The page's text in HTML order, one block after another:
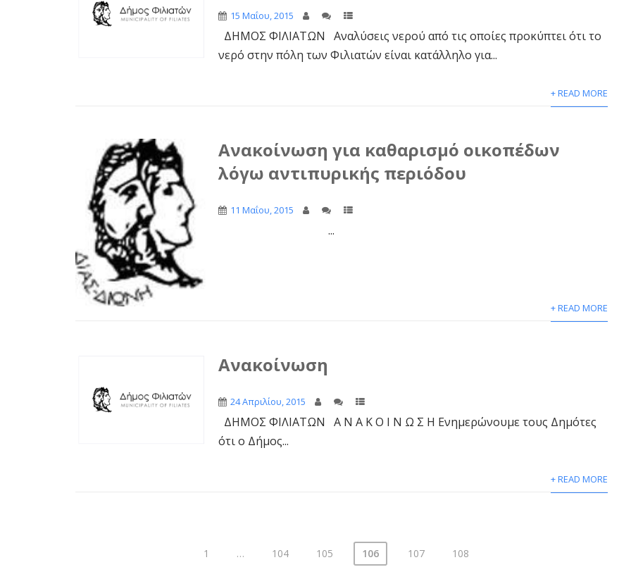
15 Μαΐου, 2015
ΔΗΜΟΣ ΦΙΛΙΑΤΩΝ Αναλύσεις νερού από τις οποίες προκύπτει ότι το
νερό στην πόλη των Φιλιατών είναι κατάλληλο για...
+ READ MORE
Ανακοίνωση για καθαρισμό οικοπέδων
λόγω αντιπυρικής περιόδου
11 Μαΐου, 2015
...
+ READ MORE
Ανακοίνωση
24 Απριλίου, 2015
ΔΗΜΟΣ ΦΙΛΙΑΤΩΝ Α Ν Α Κ Ο Ι Ν Ω Σ Η Ενημερώνουμε τους Δημότες
ότι ο Δήμος...
+ READ MORE
1 … 104 105 106 107 108